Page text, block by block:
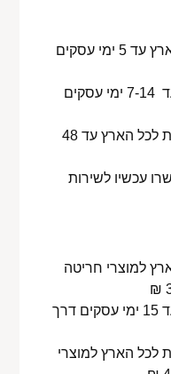
משלוח חינם בדואר רשום לכל הארץ עד 5 ימי עסקים
משלוח בדואר רשום לכל הארץ עד 7-14 ימי עסקים
משלוח אקספרס – שליח עד הבית לכל הארץ עד 48
עכשיו לשירות
למוצרי חריטה
משלוח בדואר רשום לכל הארץ עד 15 ימי עסקים דרך
הארץ למוצרי